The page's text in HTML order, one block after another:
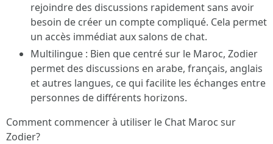
rejoindre des discussions rapidement sans avoir
besoin de créer un compte compliqué. Cela permet
un accès immédiat aux salons de chat.
Multilingue : Bien que centré sur le Maroc, Zodier
permet des discussions en arabe, français, anglais
et autres langues, ce qui facilite les échanges entre
personnes de différents horizons.
Comment commencer à utiliser le Chat Maroc sur
Zodier?